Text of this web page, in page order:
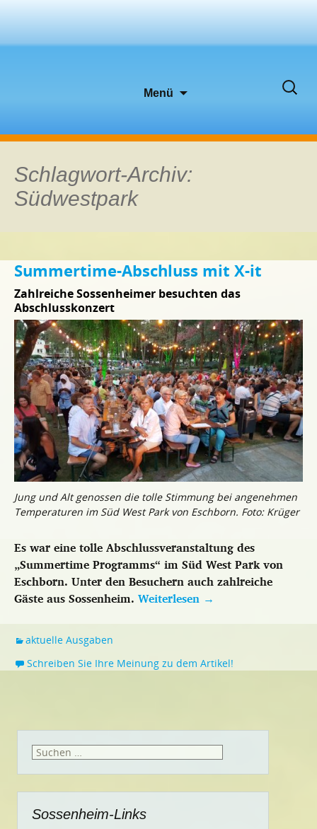
Menü
Suchen
Schlagwort-Archiv:
Südwestpark
Summertime-Abschluss mit X-it
Zahlreiche Sossenheimer besuchten das
Abschlusskonzert
Jung und Alt genossen die tolle Stimmung bei angenehmen
Temperaturen im Süd West Park von Eschborn. Foto: Krüger
Es war eine tolle Abschlussveranstaltung des
„Summertime Programms“ im Süd West Park von
Eschborn. Unter den Besuchern auch zahlreiche
Gäste aus Sossenheim. Weiterlesen →
aktuelle Ausgaben
Schreiben Sie Ihre Meinung zu dem Artikel!
Suchen
Sossenheim-Links